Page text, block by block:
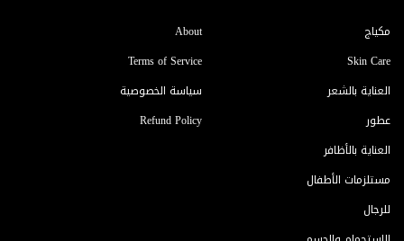
مكياج
Skin Care
العناية بالشعر
عطور
العناية بالأظافر
مستلزمات الأطفال
للرجال
About
Terms of Service
سياسة الخصوصية
Refund Policy